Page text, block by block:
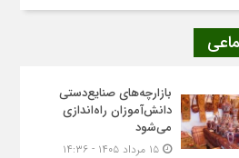
بازارچه‌های صنایع‌دستی
دانش‌آموزان راه‌اندازی
می‌شود